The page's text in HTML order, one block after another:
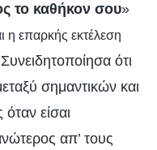
το καθήκον σου»
η επαρκής εκτέλεση
ότι
σημαντικών και
είσαι
απ’ τους